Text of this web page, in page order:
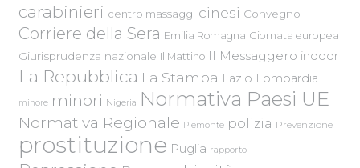
carabinieri centro massaggi cinesi Convegno
Corriere della Sera Emilia Romagna Giornata europea
Giurisprudenza nazionale Il Mattino Il Messaggero indoor
La Repubblica La Stampa Lazio Lombardia
minore minori Nigeria Normativa Paesi UE
Normativa Regionale Piemonte polizia Prevenzione
prostituzione Puglia rapporto